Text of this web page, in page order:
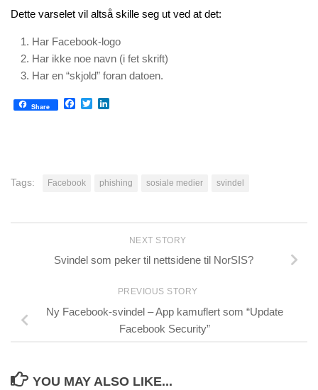
Dette varselet vil altså skille seg ut ved at det:
Har Facebook-logo
Har ikke noe navn (i fet skrift)
Har en “skjold” foran datoen.
Share Facebook
Twitter
Tags: Facebook phishing sosiale medier svindel
NEXT STORY
Svindel som peker til nettsidene til NorSIS?
PREVIOUS STORY
Ny Facebook-svindel – App kamuflert som “Update
Facebook Security”
YOU MAY ALSO LIKE...